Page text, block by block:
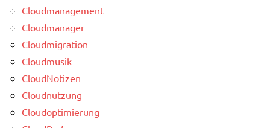
Cloudmanagement
Cloudmanager
Cloudmigration
Cloudmusik
CloudNotizen
Cloudnutzung
Cloudoptimierung